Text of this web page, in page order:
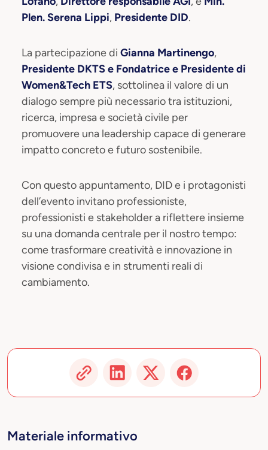
Plen. Serena Lippi, Presidente DID.
La partecipazione di Gianna Martinengo,
Presidente DKTS e Fondatrice e Presidente di
Women&Tech ETS, sottolinea il valore di un
dialogo sempre più necessario tra istituzioni,
ricerca, impresa e società civile per
promuovere una leadership capace di generare
impatto concreto e futuro sostenibile.
Con questo appuntamento, DID e i protagonisti
dell’evento invitano professioniste,
professionisti e stakeholder a riflettere insieme
su una domanda centrale per il nostro tempo:
come trasformare creatività e innovazione in
visione condivisa e in strumenti reali di
cambiamento.
Materiale informativo